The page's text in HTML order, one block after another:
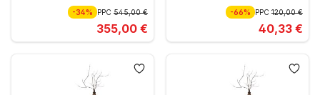
-34% PPC 545,00 €
355,00 €
-66% PPC120,00 €
40,33 €